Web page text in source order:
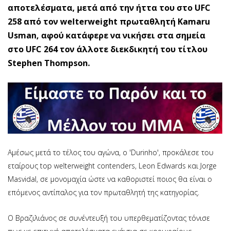
αποτελέσματα, μετά από την ήττα του στο UFC
258 από τον welterweight πρωταθλητή Kamaru
Usman, αφού κατάφερε να νικήσει στα σημεία
στο UFC 264 τον άλλοτε διεκδικητή του τίτλου
Stephen Thompson.
Αμέσως μετά το τέλος του αγώνα, ο 'Durinho', προκάλεσε του
εταίρους top welterweight contenders, Leon Edwards και Jorge
Masvidal, σε μονομαχία ώστε να καθοριστεί ποιος θα είναι ο
επόμενος αντίπαλος για τον πρωταθλητή της κατηγορίας.
Ο Bραζιλιάνος σε συνέντευξή του υπερθεματίζοντας τόνισε